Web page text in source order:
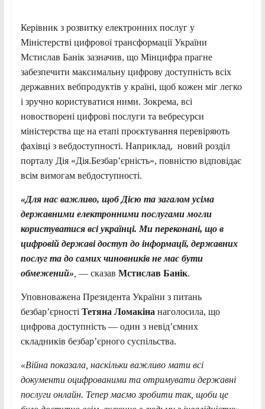
Керівник з розвитку електронних послуг у
Міністерстві цифрової трансформації України
Мстислав Банік зазначив, що Мінцифра прагне
забезпечити максимальну цифрову доступність всіх
державних вебпродуктів у країні, щоб кожен міг легко
і зручно користуватися ними. Зокрема, всі
новостворені цифрові послуги та вебресурси
міністерства ще на етапі проєктування перевіряють
фахівці з вебдоступності. Наприклад, новий розділ
порталу Дія «Дія.Безбар’єрність», повністю відповідає
всім вимогам вебдоступності.
«Для нас важливо, щоб Дією та загалом усіма
державними електронними послугами могли
користуватися всі українці. Ми переконані, що в
цифровій державі доступ до інформації, державних
послуг та до самих чиновників не має бути
обмежений» — сказав Мстислав Банік.
Уповноважена Президента України з питань
безбар’єрності Тетяна Ломакіна наголосила, що
цифрова доступність — один з невід’ємних
складників безбар’єрного суспільства.
«Війна показала, наскільки важливо мати всі
документи оцифрованими та отримувати державні
послуги онлайн. Тепер маємо зробити так, щоби це